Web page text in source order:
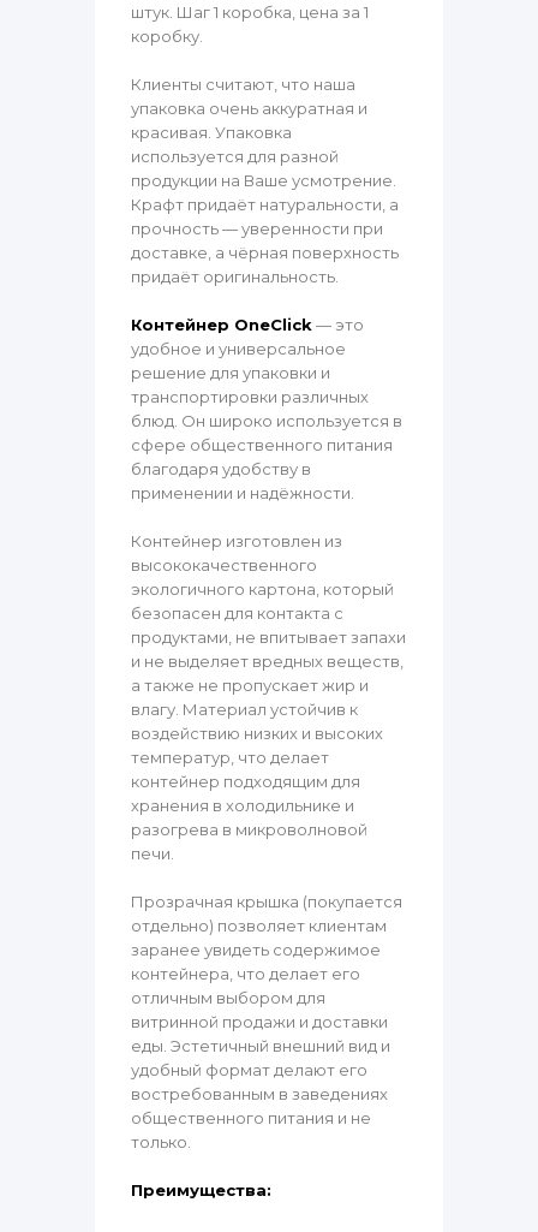
штук. Шаг 1 коробка, цена за 1
коробку.
Клиенты считают, что наша
упаковка очень аккуратная и
красивая. Упаковка
используется для разной
продукции на Ваше усмотрение.
Крафт придаёт натуральности, а
прочность — уверенности при
доставке, а чёрная поверхность
придаёт оригинальность.
Контейнер OneClick— это
удобное и универсальное
решение для упаковки и
транспортировки различных
блюд. Он широко используется в
сфере общественного питания
благодаря удобству в
применении и надёжности.
Контейнер изготовлен из
высококачественного
экологичного картона, который
безопасен для контакта с
продуктами, не впитывает запахи
и не выделяет вредных веществ,
а также не пропускает жир и
влагу. Материал устойчив к
воздействию низких и высоких
температур, что делает
контейнер подходящим для
хранения в холодильнике и
разогрева в микроволновой
печи.
Прозрачная крышка (покупается
отдельно) позволяет клиентам
заранее увидеть содержимое
контейнера, что делает его
отличным выбором для
витринной продажи и доставки
еды. Эстетичный внешний вид и
удобный формат делают его
востребованным в заведениях
общественного питания и не
только.
Преимущества: